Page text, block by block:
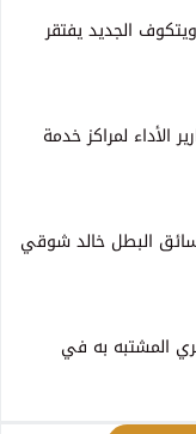
الجديد يفتقر
الأداء لمراكز خدمة
البطل خالد شوقي
المشتبه به في